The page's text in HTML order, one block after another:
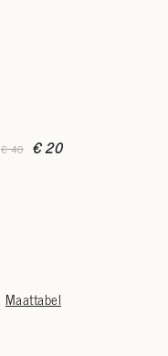
€ 40 € 20
Maattabel